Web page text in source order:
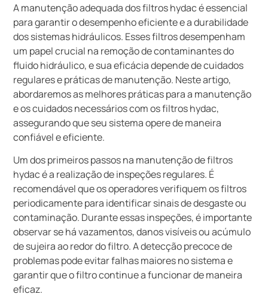
A manutenção adequada dos filtros hydac é essencial
para garantir o desempenho eficiente e a durabilidade
dos sistemas hidráulicos. Esses filtros desempenham
um papel crucial na remoção de contaminantes do
fluido hidráulico, e sua eficácia depende de cuidados
regulares e práticas de manutenção. Neste artigo,
abordaremos as melhores práticas para a manutenção
e os cuidados necessários com os filtros hydac,
assegurando que seu sistema opere de maneira
confiável e eficiente.
Um dos primeiros passos na manutenção de filtros
hydac é a realização de inspeções regulares. É
recomendável que os operadores verifiquem os filtros
periodicamente para identificar sinais de desgaste ou
contaminação. Durante essas inspeções, é importante
observar se há vazamentos, danos visíveis ou acúmulo
de sujeira ao redor do filtro. A detecção precoce de
problemas pode evitar falhas maiores no sistema e
garantir que o filtro continue a funcionar de maneira
eficaz.